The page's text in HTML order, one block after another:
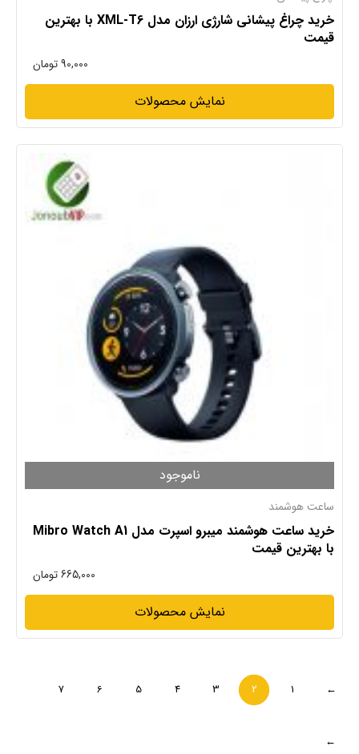
خرید چراغ پیشانی شارژی ارزان مدل XML-T6 با بهترین
قیمت
90,000تومان
نمایش محصولات
ناموجود
ساعت هوشمند
خرید ساعت هوشمند میبرو اسپرت مدل Mibro Watch A1
با بهترین قیمت
665,000تومان
نمایش محصولات
←
1
2
3
4
5
6
7
→